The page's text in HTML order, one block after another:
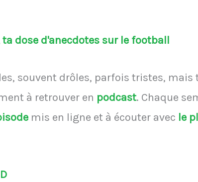
ta dose d'anecdotes sur le football
souvent drôles, parfois tristes, mais
à retrouver en podcast. Chaque
mis en ligne et à écouter avec le